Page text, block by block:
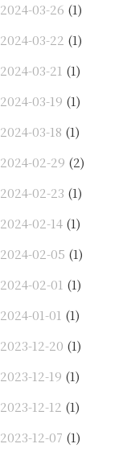
2024-03-26 (1)
2024-03-22 (1)
2024-03-21 (1)
2024-03-19 (1)
2024-03-18 (1)
2024-02-29 (2)
2024-02-23 (1)
2024-02-14 (1)
2024-02-05 (1)
2024-02-01 (1)
2024-01-01 (1)
2023-12-20 (1)
2023-12-19 (1)
2023-12-12 (1)
2023-12-07 (1)